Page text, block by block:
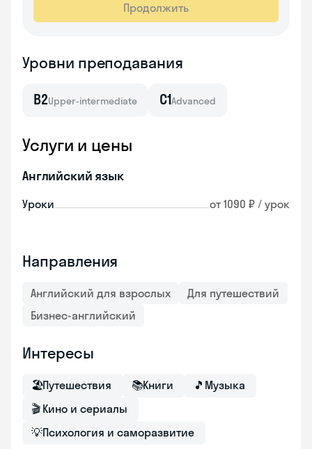
Продолжить
Уровни преподавания
B2Upper-intermediate C1Advanced
Услуги и цены
Английский язык
Уроки от 1090 ₽ / урок
Направления
Английский для взрослых
Для путешествий
Бизнес-английский
Интересы
🏖Путешествия 📚Книги 🎵 Музыка
🎬 Кино и сериалы
💡Психология и саморазвитие